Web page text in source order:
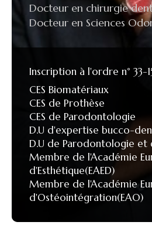
Docteur en chirurgie
Docteur en Sciences
Inscription à l'ordre n° 33-
CES Biomatériaux
CES de Prothèse
CES de Parodontologie
D.U d'expertise bucco-
D.U de Parodontologie et
Membre de l'Académie
d'Esthétique(EAED)
Membre de l'Académie
d'Ostéointégration(EAO)